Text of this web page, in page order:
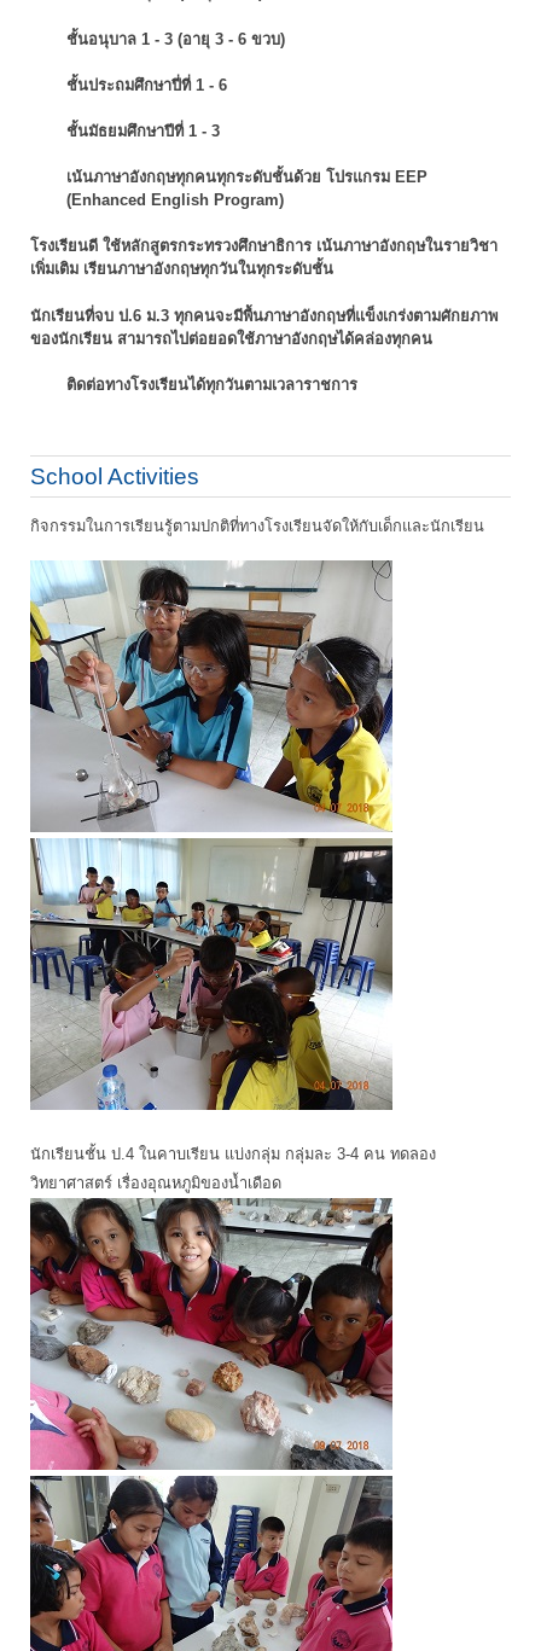
ชั้นอนุบาล 1 - 3 (อายุ 3 - 6 ขวบ)
ชั้นประถมศึกษาปี่ที่ 1 - 6
ชั้นมัธยมศึกษาปีที่ 1 - 3
เน้นภาษาอังกฤษทุกคนทุกระดับชั้นด้วย โปรแกรม EEP
(Enhanced English Program)
โรงเรียนดี ใช้หลักสูตรกระทรวงศึกษาธิการ เน้นภาษาอังกฤษในรายวิชา
เพิ่มเติม เรียนภาษาอังกฤษทุกวันในทุกระดับชั้น
นักเรียนที่จบ ป.6 ม.3 ทุกคนจะมีพื้นภาษาอังกฤษที่แข็งเกร่งตามศักยภาพ
ของนักเรียน สามารถไปต่อยอดใช้ภาษาอังกฤษได้คล่องทุกคน
ติดต่อทางโรงเรียนได้ทุกวันตามเวลาราชการ
School Activities
กิจกรรมในการเรียนรู้ตามปกติที่ทางโรงเรียนจัดให้กับเด็กและนักเรียน
นักเรียนชั้น ป.4 ในคาบเรียน แบ่งกลุ่ม กลุ่มละ 3-4 คน ทดลอง
วิทยาศาสตร์ เรื่องอุณหภูมิของน้ำเดือด